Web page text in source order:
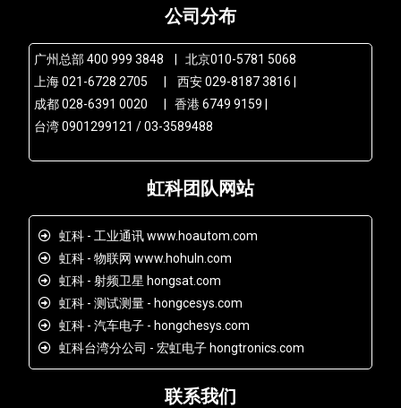
公司分布
广州总部 400 999 3848 | 北京010-5781 5068
上海 021-6728 2705 | 西安 029-8187 3816 |
成都 028-6391 0020 | 香港 6749 9159 |
台湾 0901299121 / 03-3589488
虹科团队网站
虹科 - 工业通讯 www.hoautom.com
虹科 - 物联网 www.hohuln.com
虹科 - 射频卫星 hongsat.com
虹科 - 测试测量 - hongcesys.com
虹科 - 汽车电子 - hongchesys.com
虹科台湾分公司 - 宏虹电子 hongtronics.com
联系我们